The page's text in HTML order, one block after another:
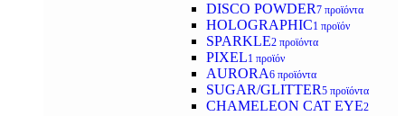
DISCO POWDER7 προϊόντα
HOLOGRAPHIC1 προϊόν
SPARKLE2 προϊόντα
PIXEL1 προϊόν
AURORA6 προϊόντα
SUGAR/GLITTER5 προϊόντα
CHAMELEON CAT EYE2